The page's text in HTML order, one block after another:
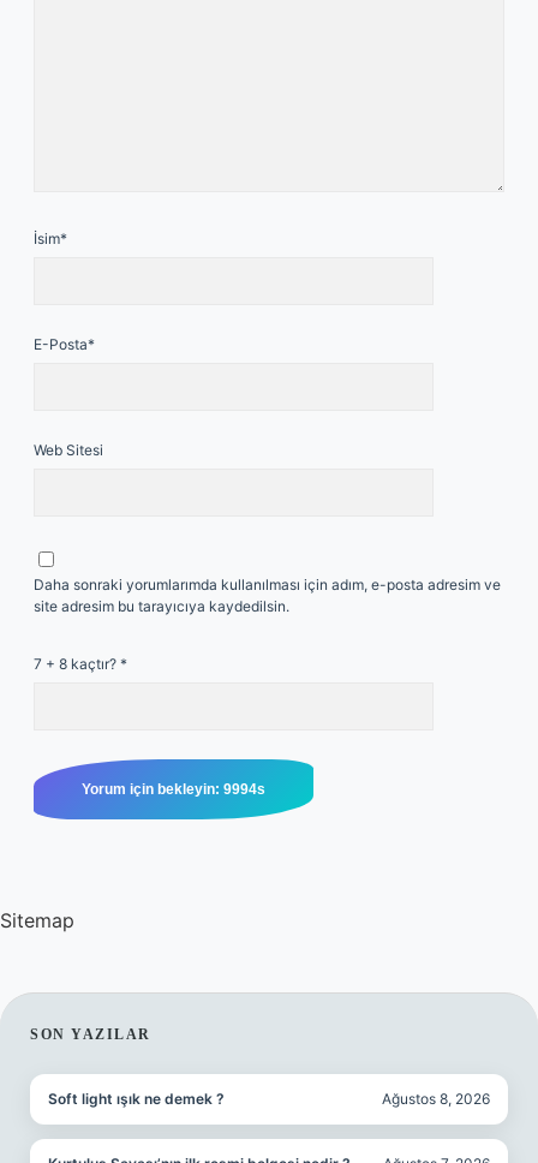
İsim*
E-Posta*
Web Sitesi
Daha sonraki yorumlarımda kullanılması için adım, e-posta adresim ve
site adresim bu tarayıcıya kaydedilsin.
7 + 8 kaçtır? *
Sitemap
SIDEBAR
SON YAZILAR
Soft light ışık ne demek ? Ağustos 8, 2026